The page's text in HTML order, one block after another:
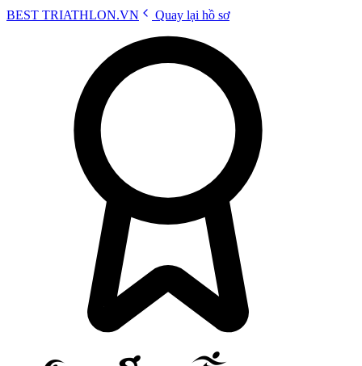
BEST TRIATHLON.VN Quay lại hồ sơ